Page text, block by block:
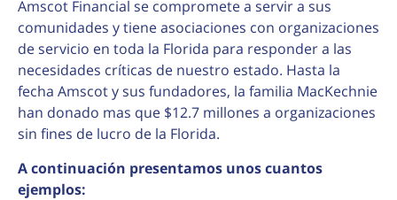
Amscot Financial se compromete a servir a sus
comunidades y tiene asociaciones con organizaciones
de servicio en toda la Florida para responder a las
necesidades críticas de nuestro estado. Hasta la
fecha Amscot y sus fundadores, la familia MacKechnie
han donado mas que $12.7 millones a organizaciones
sin fines de lucro de la Florida.
A continuación presentamos unos cuantos
ejemplos: